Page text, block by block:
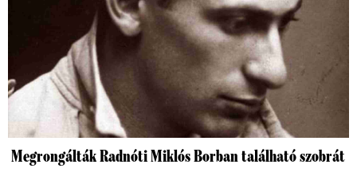
Megrongálták Radnóti Miklós Borban található szobrát